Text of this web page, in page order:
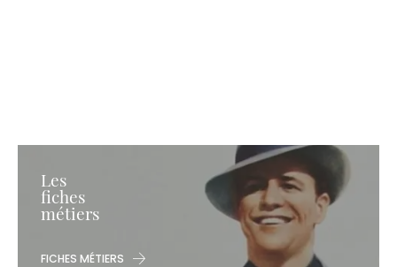
Les
fiches
métiers
FICHES MÉTIERS